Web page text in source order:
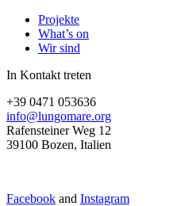
Projekte
What’s on
Wir sind
In Kontakt treten
+39 0471 053636
info@lungomare.org
Rafensteiner Weg 12
39100 Bozen, Italien
Facebook and Instagram